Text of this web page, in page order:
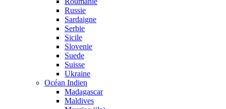
Russie
Sardaigne
Serbie
Sicile
Slovenie
Suede
Suisse
Ukraine
Océan Indien
Madagascar
Maldives